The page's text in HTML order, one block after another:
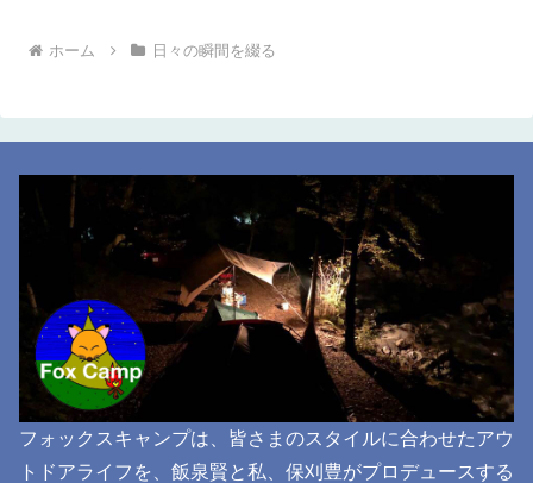
ホーム 日々の瞬間を綴る
フォックスキャンプは、皆さまのスタイルに合わせたアウ
トドアライフを、飯泉賢と私、保刈豊がプロデュースする